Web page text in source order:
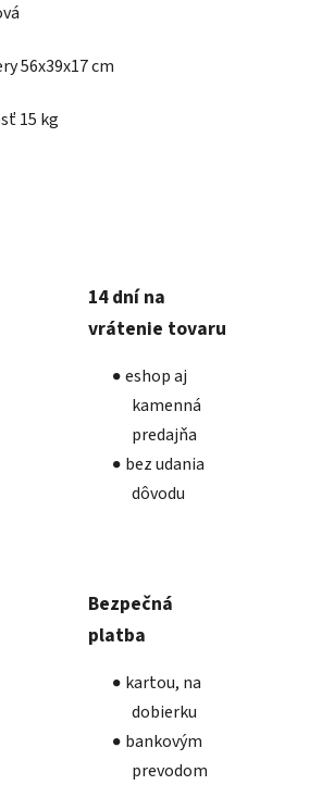
56x39x17 cm
15 kg
14 dní na
vrátenie tovaru
eshop aj
kamenná
predajňa
bez udania
dôvodu
Bezpečná
platba
kartou, na
dobierku
bankovým
prevodom